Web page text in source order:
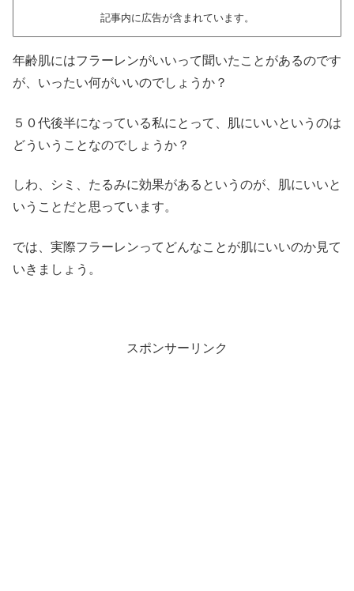
記事内に広告が含まれています。
年齢肌にはフラーレンがいいって聞いたことがあるのです
が、いったい何がいいのでしょうか？
５０代後半になっている私にとって、肌にいいというのは
どういうことなのでしょうか？
しわ、シミ、たるみに効果があるというのが、肌にいいと
いうことだと思っています。
では、実際フラーレンってどんなことが肌にいいのか見て
いきましょう。
スポンサーリンク